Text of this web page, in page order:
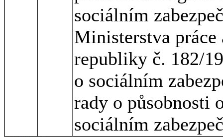
sociálním
Ministerstva práce
republiky č. 182/
o sociálním
rady o působnosti
sociálním